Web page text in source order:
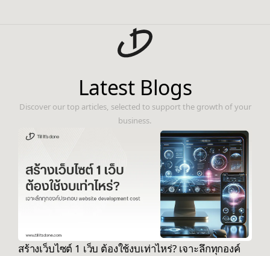
Latest Blogs
Discover our top articles, selected to support the growth of your
business.
สร้างเว็บไซต์ 1 เว็บ ต้องใช้งบเท่าไหร่? เจาะลึกทุกองค์